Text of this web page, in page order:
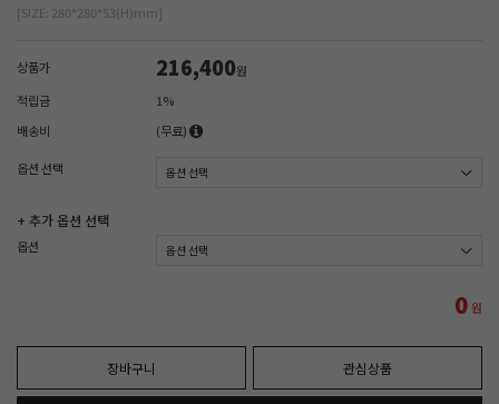
[SIZE: 280*280*53(H)mm]
상품가 216,400원
적립금
1%
배송비
(무료)
옵션 선택
+ 추가 옵션 선택
옵션
0원
장바구니 관심상품